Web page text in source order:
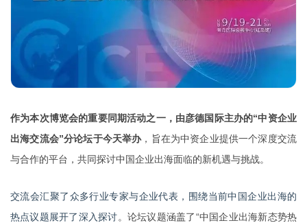
作为本次博览会的重要同期活动之一，由彦德国际主办的“中资企业
出海交流会”分论坛于今天举办，旨在为中资企业提供一个深度交流
与合作的平台，共同探讨中国企业出海面临的新机遇与挑战。
交流会汇聚了众多行业专家与企业代表， 围绕当前中国企业出海的
热点议题展开了深入探讨。论坛议题涵盖了“中国企业出海新态势热